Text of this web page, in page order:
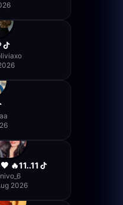
🔥11..11
nivo_6
2026